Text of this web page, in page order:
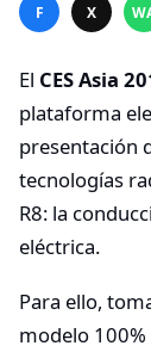
F X
El CES Asia
plataforma
presentación
tecnologías
R8: la
eléctrica.
Para ello,
modelo